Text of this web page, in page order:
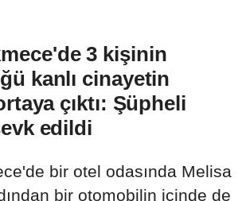
3 kişinin
kanlı cinayetin
çıktı: Şüpheli
edildi
bir otel odasında Melisa
bir otomobilin içinde de